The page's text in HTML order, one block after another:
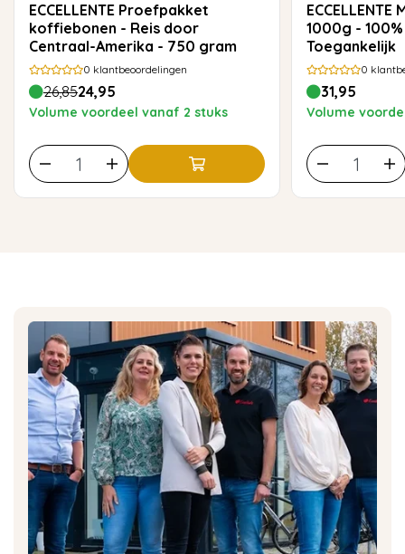
ECCELLENTE Proefpakket
koffiebonen - Reis door
Centraal-Amerika - 750 gram
0 klantbeoordelingen
26,8524,95
Volume voordeel vanaf 2 stuks
ECCELLENTE Mexico Koffiebonen
1000g -
Toegankelijk
0
31,95
Volume